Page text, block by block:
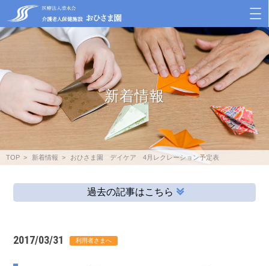
新着情報
TOP 新着情報 おひさま園 デイケア 4月レクレーション予定表
過去の記事はこちら
2017/03/31